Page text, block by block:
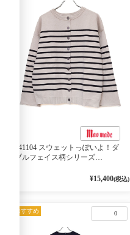
541104 スウェットっぽいよ！ダ
ブルフェイス柄シリーズ
2WAY プルオーバー 101オフベー
¥15,400(税込)
0
おすすめ